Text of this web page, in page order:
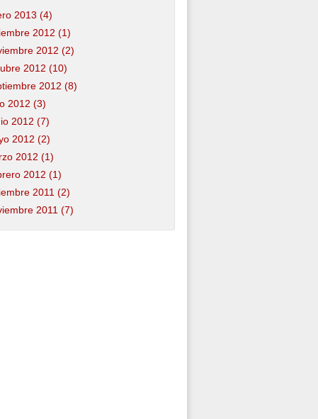
2013 (4)
2012 (1)
2012 (2)
2012 (10)
2012 (8)
2012 (3)
2012 (7)
2012 (2)
2012 (1)
2012 (1)
2011 (2)
2011 (7)